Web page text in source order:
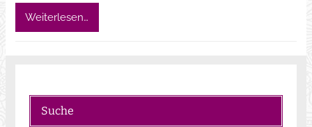
Weiterlesen…
Suche